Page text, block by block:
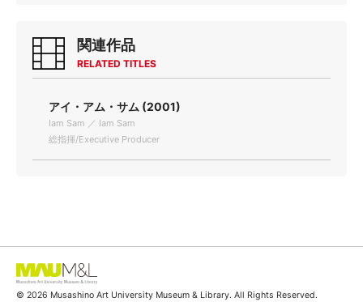
関連作品
RELATED TITLES
アイ・アム・サム (2001)
Iam Sam ／ Iam Sam
総指揮/Executive Producer
© 2026 Musashino Art University Museum & Library. All Rights Reserved.